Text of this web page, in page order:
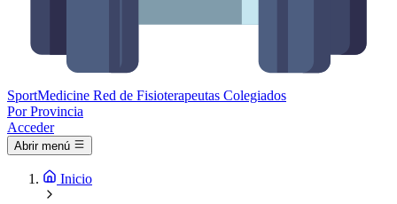
SportMedicine Red de Fisioterapeutas Colegiados
Por Provincia
Acceder
Abrir menú
Inicio